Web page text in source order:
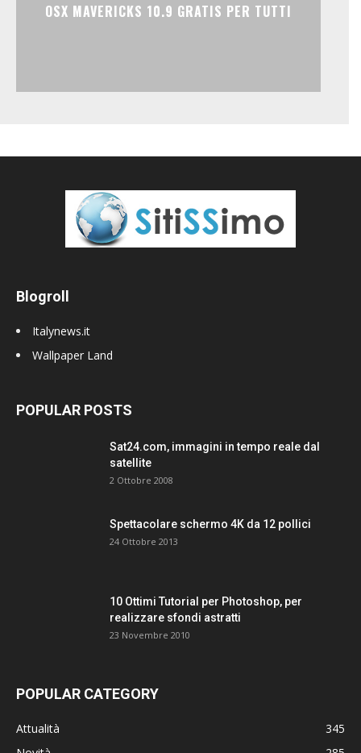
OSX MAVERICKS 10.9 GRATIS PER TUTTI
Blogroll
Italynews.it
Wallpaper Land
POPULAR POSTS
Sat24.com, immagini in tempo reale dal
satellite
2 Ottobre 2008
Spettacolare schermo 4K da 12 pollici
24 Ottobre 2013
10 Ottimi Tutorial per Photoshop, per
realizzare sfondi astratti
23 Novembre 2010
POPULAR CATEGORY
Attualità
345